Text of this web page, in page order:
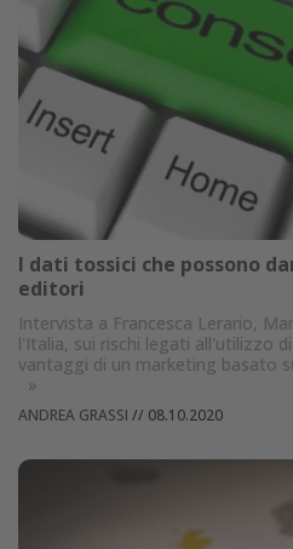
I dati tossici che possono
editori
Intervista a Francesca Lerario,
l'Italia, sui rischi legati all'utilizzo
vantaggi di un marketing basato
»
ANDREA GRASSI // 08.10.2020